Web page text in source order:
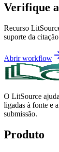
Verifique
Recurso
suporte da
Abrir workflow
O LitSource
ligadas à fonte e
submissão.
Produto